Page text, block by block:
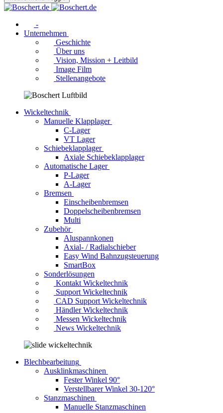
-
Unternehmen
Geschichte
Über uns
Vision, Mission + Leitbild
Image Film
Stellenangebote
Wickeltechnik
Manuelle Klapplager
C-Lager
VT Lager
Schiebeklapplager
Axiale Schiebeklapplager
Automatische Lager
P-Lager
A-Lager
Bremsen
Einscheibenbremsen
Doppelscheibenbremsen
Multi
Zubehör
Aluspannkonen
Axial- / Radialschieber
Easy Wind Bahnzugsteuerung
SmartBox
Sonderlösungen
Kontakt Wickeltechnik
Support Wickeltechnik
CAD Support Wickeltechnik
Händler Wickeltechnik
Messen Wickeltechnik
News Wickeltechnik
Blechbearbeitung
Ausklinkmaschinen
Fester Winkel 90°
Verstellbarer Winkel 30-120°
Stanzmaschinen
Manuelle Stanzmaschinen